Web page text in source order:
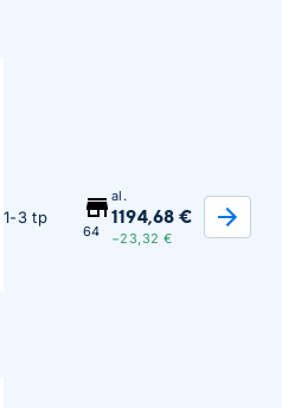
1-3 tp
64
al.
1194,68 €
−23,32 €